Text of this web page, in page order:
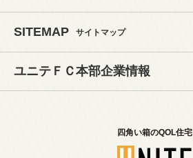
SITEMAP サイトマップ
ユニテＦＣ本部企業情報
四角い箱のQOL住宅